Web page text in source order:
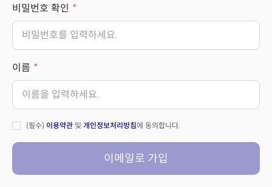
비밀번호 확인
이름
(필수) 이용약관 및 개인정보처리방침에 동의합니다.
이메일로 가입